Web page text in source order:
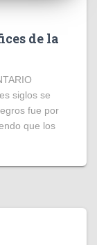
de la
siglos se
fue por
que los